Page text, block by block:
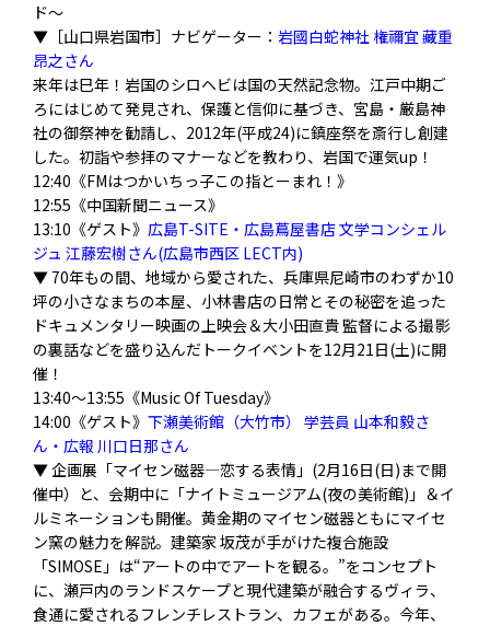
ド〜
▼［山口県岩国市］ナビゲーター： 岩國白蛇神社 権禰宜 藏重
昂之さん
来年は巳年！岩国のシロヘビは国の天然記念物。江戸中期ご
ろにはじめて発見され、保護と信仰に基づき、宮島・厳島神
社の御祭神を勧請し、2012年(平成24)に鎮座祭を斎行し創建
した。初詣や参拝のマナーなどを教わり、岩国で運気up！
12:40《FMはつかいちっ子この指とーまれ！》
12:55《中国新聞ニュース》
13:10《ゲスト》 広島T-SITE・広島蔦屋書店 文学コンシェル
ジュ 江藤宏樹さん(広島市西区 LECT内)
▼ 70年もの間、地域から愛された、兵庫県尼崎市のわずか10
坪の小さなまちの本屋、小林書店の日常とその秘密を追った
ドキュメンタリー映画の上映会＆大小田直貴 監督による撮影
の裏話などを盛り込んだトークイベントを12月21日(土)に開
催！
13:40〜13:55《Music Of Tuesday》
14:00《ゲスト》 下瀬美術館（大竹市） 学芸員 山本和毅さ
ん・広報 川口日那さん
▼ 企画展「マイセン磁器―恋する表情」(2月16日(日)まで開
催中）と、会期中に「ナイトミュージアム(夜の美術館)」＆イ
ルミネーションも開催。黄金期のマイセン磁器ともにマイセ
ン窯の魅力を解説。建築家 坂茂が手がけた複合施設
「SIMOSE」は“アートの中でアートを観る。”をコンセプト
に、瀬戸内のランドスケープと現代建築が融合するヴィラ、
食通に愛されるフレンチレストラン、カフェがある。今年、